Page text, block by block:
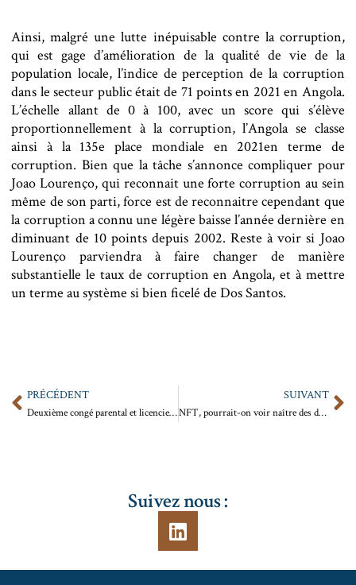
Ainsi, malgré une lutte inépuisable contre la corruption,
qui est gage d’amélioration de la qualité de vie de la
population locale, l’indice de perception de la corruption
dans le secteur public était de 71 points en 2021 en Angola.
L’échelle allant de 0 à 100, avec un score qui s’élève
proportionnellement à la corruption, l’Angola se classe
ainsi à la 135e place mondiale en 2021en terme de
corruption. Bien que la tâche s’annonce compliquer pour
Joao Lourenço, qui reconnait une forte corruption au sein
même de son parti, force est de reconnaitre cependant que
la corruption a connu une légère baisse l’année dernière en
diminuant de 10 points depuis 2002. Reste à voir si Joao
Lourenço parviendra à faire changer de manière
substantielle le taux de corruption en Angola, et à mettre
un terme au système si bien ficelé de Dos Santos.
PRÉCÉDENT
Deuxième congé parental et licenciement
SUIVANT
NFT, pourrait-on voir naître des documents certifiés officiels de la blockchain ?
Suivez nous :